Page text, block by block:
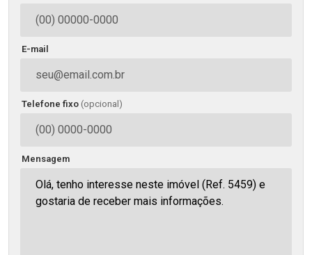
E-mail
Telefone fixo (opcional)
Mensagem